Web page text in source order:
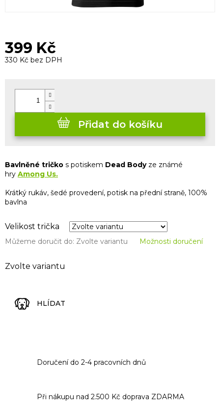
399 Kč
330 Kč bez DPH
Zvolte variantu
Velikost trička
Můžeme doručit do: Zvolte variantu Možnosti doručení
Přidat do košíku
Bavlněné tričko s potiskem Dead Body ze známé
hry Among Us.
Krátký rukáv, šedé provedení, potisk na přední straně, 100%
bavlna
HLÍDAT
Doručení do 2-4 pracovních dnů
Při nákupu nad 2.500 Kč doprava ZDARMA